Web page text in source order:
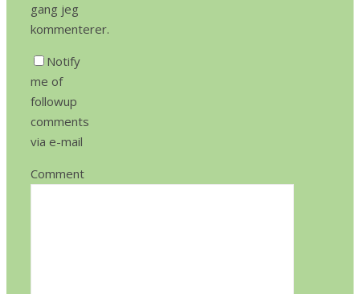
gang jeg
kommenterer.
Notify
me of
followup
comments
via e-mail
Comment